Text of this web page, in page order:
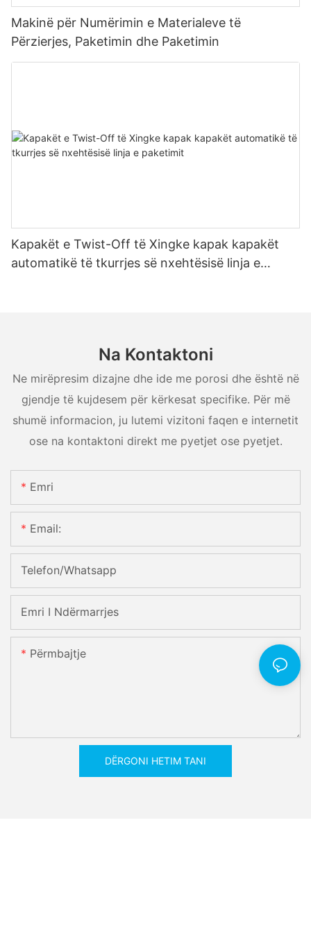
Makinë për Numërimin e Materialeve të
Përzierjes, Paketimin dhe Paketimin
Kapakët e Twist-Off të Xingke kapak kapakët
automatikë të tkurrjes së nxehtësisë linja e
Na Kontaktoni
Ne mirëpresim dizajne dhe ide me porosi dhe është në
gjendje të kujdesem për kërkesat specifike. Për më
shumë informacion, ju lutemi vizitoni faqen e internetit
ose na kontaktoni direkt me pyetjet ose pyetjet.
Emri
Email:
Telefon/whatsapp
Emri I Ndërmarrjes
Përmbajtje
DËRGONI HETIM TANI